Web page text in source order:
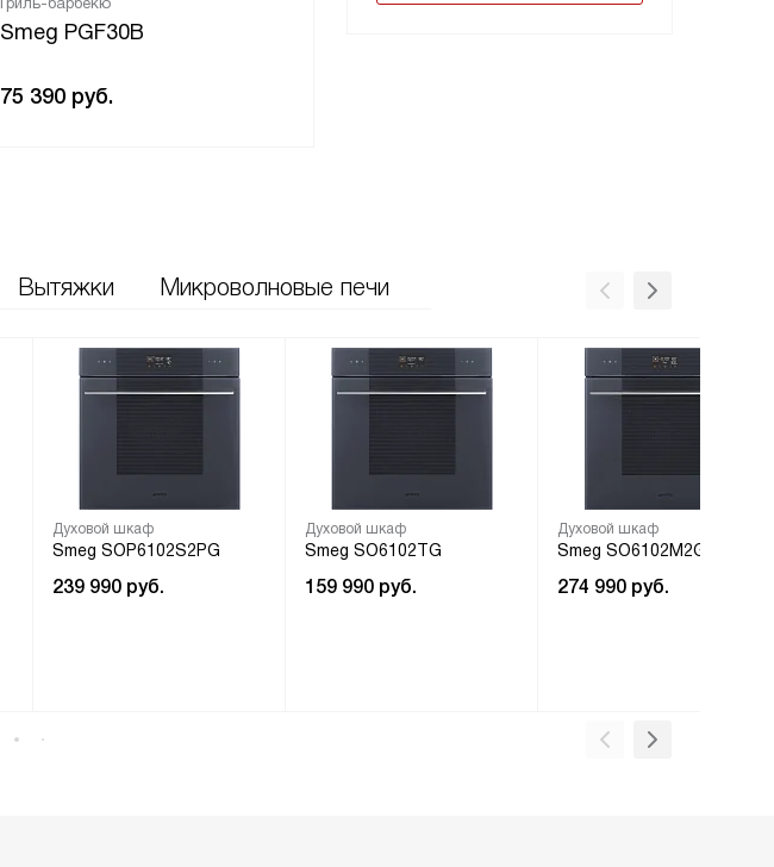
Smeg PGF30B
75 390 руб.
Вытяжки Микроволновые печи
Духовой шкаф
Smeg SOP6102S2PG
239 990 руб.
Духовой шкаф
Smeg SO6102TG
159 990 руб.
Духовой шкаф
Smeg SO6102M2G
274 990 руб.